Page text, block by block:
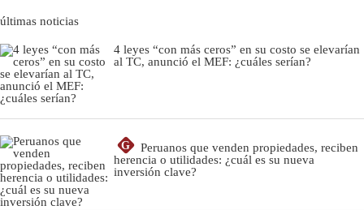
últimas noticias
4 leyes “con más ceros” en su costo se elevarían
al TC, anunció el MEF: ¿cuáles serían?
G
Peruanos que venden propiedades, reciben
herencia o utilidades: ¿cuál es su nueva
inversión clave?